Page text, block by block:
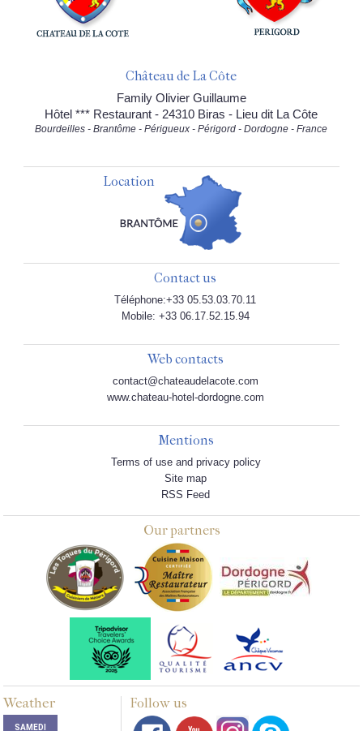
Château de La Côte
Family Olivier Guillaume
Hôtel *** Restaurant - 24310 Biras - Lieu dit La Côte
Bourdeilles - Brantôme - Périgueux - Périgord - Dordogne - France
Location
Contact us
Téléphone:+33 05.53.03.70.11
Mobile: +33 06.17.52.15.94
Web contacts
contact@chateaudelacote.com
www.chateau-hotel-dordogne.com
Mentions
Terms of use and privacy policy
Site map
RSS Feed
Our partners
Weather Follow us